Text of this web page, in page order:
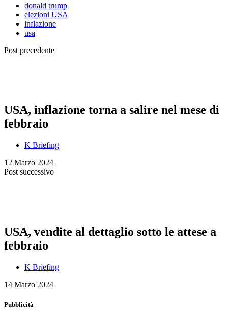
donald trump
elezioni USA
inflazione
usa
Post precedente
USA, inflazione torna a salire nel mese di
febbraio
K Briefing
12 Marzo 2024
Post successivo
USA, vendite al dettaglio sotto le attese a
febbraio
K Briefing
14 Marzo 2024
Pubblicità